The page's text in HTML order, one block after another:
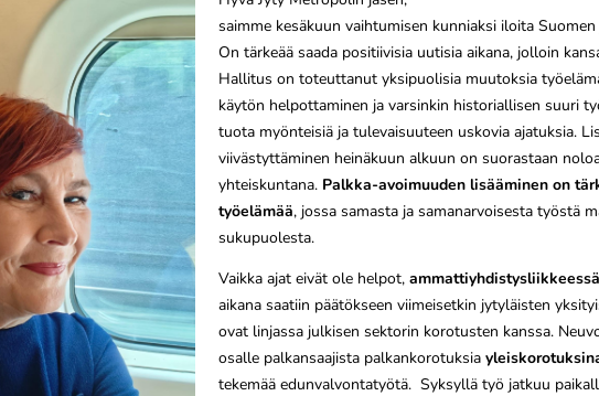
saimme kesäkuun vaihtumisen kunniaksi iloita
On tärkeää saada positiivisia uutisia aikana, jolloin
Hallitus on toteuttanut yksipuolisia muutoksia
käytön helpottaminen ja varsinkin historiallisen suuri
tuota myönteisiä ja tulevaisuuteen uskovia ajatuksia.
viivästyttäminen heinäkuun alkuun on suorastaan
yhteiskuntana. Palkka-avoimuuden lisääminen on
työelämää, jossa samasta ja samanarvoisesta työstä
sukupuolesta.
Vaikka ajat eivät ole helpot,
aikana saatiin päätökseen viimeisetkin jytyläisten
ovat linjassa julkisen sektorin korotusten kanssa.
osalle palkansaajista palkankorotuksia
tekemää edunvalvontatyötä. Syksyllä työ jatkuu